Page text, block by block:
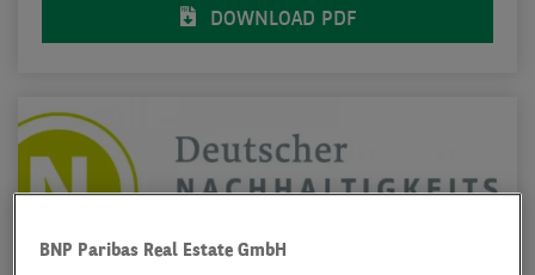
DOWNLOAD PDF
BNP Paribas Real Estate GmbH